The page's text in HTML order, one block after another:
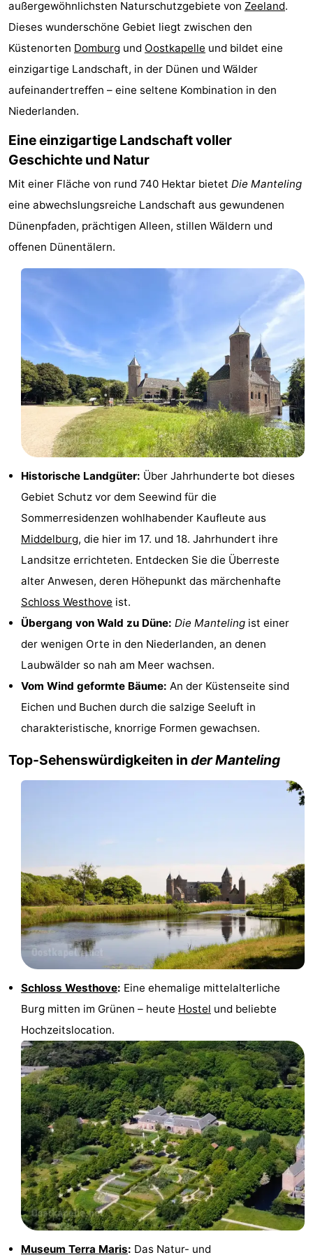
Duinzicht
Galgewei
-
Noordzee
Resort
Vlissingen
Strandpark
Zeeland
-
Vebenabos
-
Zimmer
Frühstück)
Strand
tun
Museen
Denkmäler
Aussichtspunkte
Attraktionen
Spielplätze
Indoor-
Spielplätze
Bowling
Wellness-
Zentren
Dörfer
Städte
Natur
Führungen
Sport
Golfplatze
Sportangeln
Essen
und
trinken
Einkaufen
Ausgehen
Ringstechen
Veranstaltungen
Praktisch
Forum
Route
Parken
Reisebuchshop
Fähre
Medizin
außergewöhnlichsten Naturschutzgebiete von Zeeland.
Dieses wunderschöne Gebiet liegt zwischen den
Küstenorten Domburg und Oostkapelle und bildet eine
einzigartige Landschaft, in der Dünen und Wälder
aufeinandertreffen – eine seltene Kombination in den
Niederlanden.
Eine einzigartige Landschaft voller
Geschichte und Natur
Mit einer Fläche von rund 740 Hektar bietet Die Manteling
eine abwechslungsreiche Landschaft aus gewundenen
Dünenpfaden, prächtigen Alleen, stillen Wäldern und
offenen Dünentälern.
Historische Landgüter: Über Jahrhunderte bot dieses
Gebiet Schutz vor dem Seewind für die
Sommerresidenzen wohlhabender Kaufleute aus
Middelburg, die hier im 17. und 18. Jahrhundert ihre
Landsitze errichteten. Entdecken Sie die Überreste
alter Anwesen, deren Höhepunkt das märchenhafte
Schloss Westhove ist.
Übergang von Wald zu Düne: Die Manteling ist einer
der wenigen Orte in den Niederlanden, an denen
Laubwälder so nah am Meer wachsen.
Vom Wind geformte Bäume: An der Küstenseite sind
Eichen und Buchen durch die salzige Seeluft in
charakteristische, knorrige Formen gewachsen.
Top-Sehenswürdigkeiten in der Manteling
Schloss Westhove: Eine ehemalige mittelalterliche
Burg mitten im Grünen – heute Hostel und beliebte
Hochzeitslocation.
Museum Terra Maris: Das Natur- und